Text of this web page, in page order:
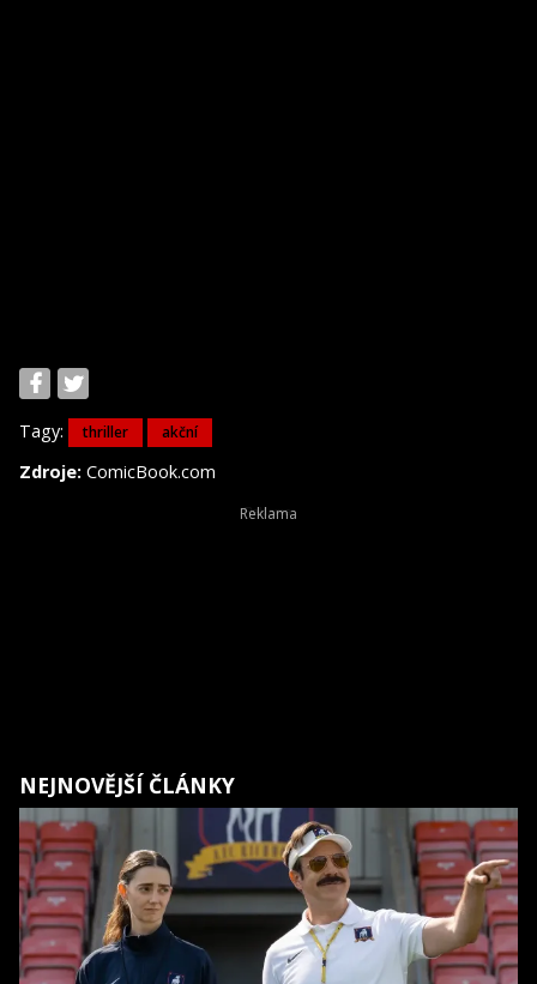
Tagy: thriller akční
Zdroje: ComicBook.com
NEJNOVĚJŠÍ ČLÁNKY